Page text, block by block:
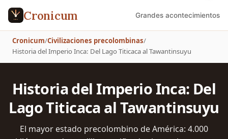
Cronicum Grandes acontecimientos
Cronicum/Civilizaciones precolombinas/
Historia del Imperio Inca: Del Lago Titicaca al Tawantinsuyu
Historia del Imperio Inca: Del
Lago Titicaca al Tawantinsuyu
El mayor estado precolombino de América: 4.000